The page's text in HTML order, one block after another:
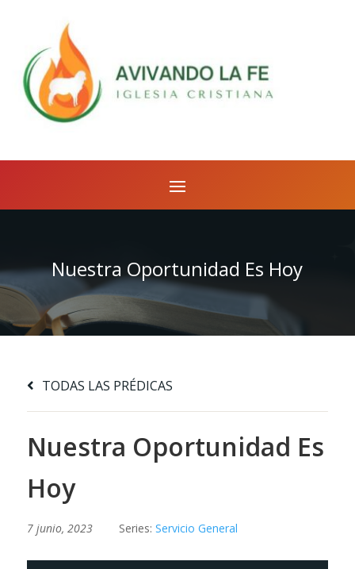
Nuestra Oportunidad Es Hoy
TODAS LAS PRÉDICAS
Nuestra Oportunidad Es
Hoy
7 junio, 2023 Series: Servicio General